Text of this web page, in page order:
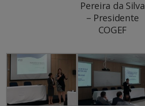
Pereira da Silva
– Presidente
COGEF